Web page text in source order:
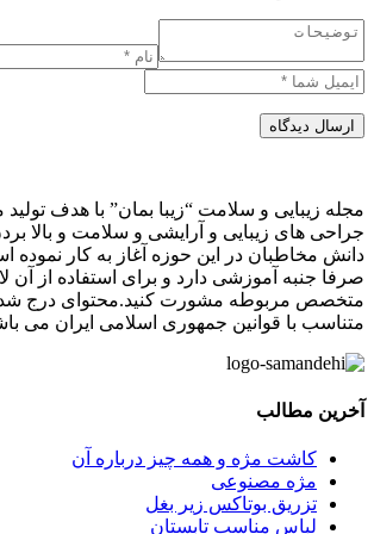
ارسال دیدگاه
مجله زیبایی و سلامت “زیبا بمان” با هدف تولید
جراحی های زیبایی و آرایشی و سلامت و بالا
دانش مخاطبان در این حوزه آغاز به کار
صرفا جنبه آموزشی دارد و برای استفاده از آن
متخصص مربوطه مشورت کنید.محتوای درج شده
متناسب با قوانین جمهوری اسلامی ایران می
آخرین مطالب
کاشت مژه و همه چیز درباره آن
مژه مصنوعی
تزریق بوتاکس زیر بغل
لباس مناسب تابستان